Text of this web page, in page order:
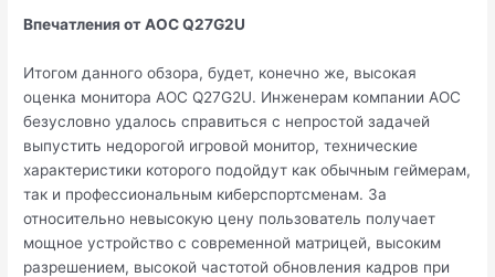
Впечатления от AOC Q27G2U
Итогом данного обзора, будет, конечно же, высокая
оценка монитора AOC Q27G2U. Инженерам компании AOC
безусловно удалось справиться с непростой задачей
выпустить недорогой игровой монитор, технические
характеристики которого подойдут как обычным геймерам,
так и профессиональным киберспортсменам. За
относительно невысокую цену пользователь получает
мощное устройство с современной матрицей, высоким
разрешением, высокой частотой обновления кадров при